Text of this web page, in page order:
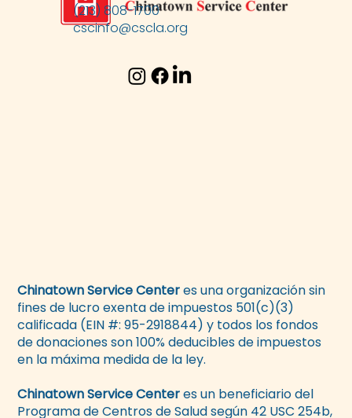
(213) 808-1700
cscinfo@cscla.org
Chinatown Service Centeres una organización sin
fines de lucro exenta de impuestos 501(c)(3)
calificada (EIN #: 95-2918844) y todos los fondos
de donaciones son 100% deducibles de impuestos
en la máxima medida de la ley.
Chinatown Service Centeres un beneficiario del
Programa de Centros de Salud según 42 USC 254b,